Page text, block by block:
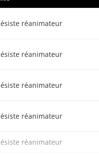
réanimateur
réanimateur
réanimateur
réanimateur
réanimateur